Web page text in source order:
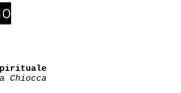
Chiocca